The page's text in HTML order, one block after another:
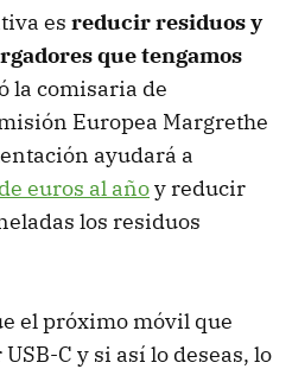
es reducir residuos y
que tengamos
la comisaria de
Europea Margrethe
ayudará a
euros al añoy reducir
los residuos
el próximo móvil que
C y si así lo deseas, lo